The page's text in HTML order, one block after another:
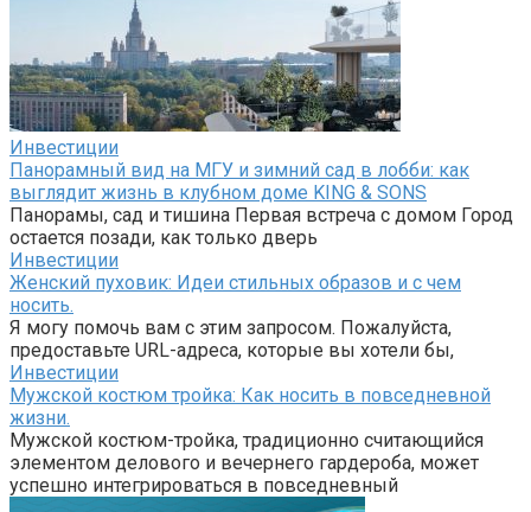
Инвестиции
Панорамный вид на МГУ и зимний сад в лобби: как
выглядит жизнь в клубном доме KING & SONS
Панорамы, сад и тишина Первая встреча с домом Город
остается позади, как только дверь
Инвестиции
Женский пуховик: Идеи стильных образов и с чем
носить.
Я могу помочь вам с этим запросом. Пожалуйста,
предоставьте URL-адреса, которые вы хотели бы,
Инвестиции
Мужской костюм тройка: Как носить в повседневной
жизни.
Мужской костюм-тройка, традиционно считающийся
элементом делового и вечернего гардероба, может
успешно интегрироваться в повседневный